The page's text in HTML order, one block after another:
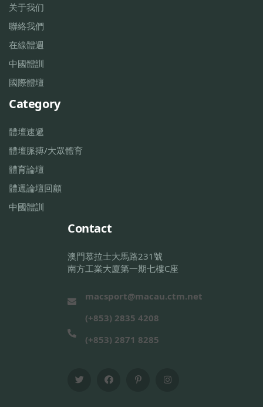
关于我们
聯絡我們
在線體週
中國體訓
國際體壇
Category
體壇速遞
體壇脈搏/大眾體育
體育論壇
體週論壇回顧
中國體訓
Contact
澳門慕拉士大馬路231號
南方工業大廈第一期七樓C座
macsport@macau.ctm.net
(+853) 2835 4208
(+853) 2871 8285